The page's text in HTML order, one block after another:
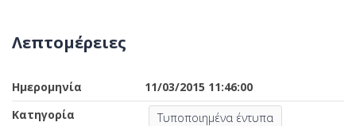
Λεπτομέρειες
Ημερομηνία
11/03/2015 11:46:00
Κατηγορία
Τυποποιημένα έντυπα